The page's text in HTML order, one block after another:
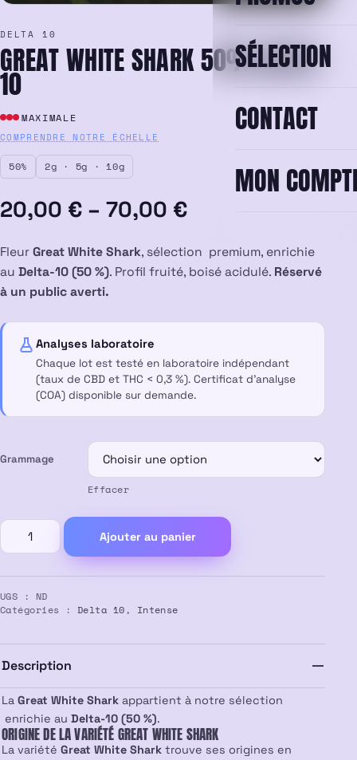
SÉLECTION
CONTACT
MON
DELTA 10
GREAT WHITE SHARK 50% DELTA
10
MAXIMALE
COMPRENDRE NOTRE ÉCHELLE
50% 2g · 5g · 10g
20,00 € – 70,00 €
Plage
de
prix :
70,00 €
Fleur Great White Shark, sélection premium, enrichie
au Delta-10 (50 %). Profil fruité, boisé acidulé. Réservé
à un public averti.
Analyses laboratoire
Chaque lot est testé en laboratoire indépendant
(taux de CBD et THC < 0,3 %). Certificat d’analyse
(COA) disponible sur demande.
Grammage
Effacer
quantité
de
White
Shark
50%
Ajouter au panier
UGS : ND
Catégories : Delta 10 , Intense
Description
La Great White Shark appartient à notre sélection
enrichie au Delta-10 (50 %).
ORIGINE DE LA VARIÉTÉ GREAT WHITE SHARK
La variété Great White Shark trouve ses origines en